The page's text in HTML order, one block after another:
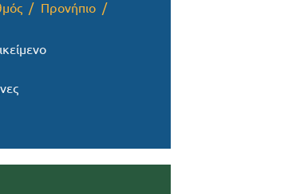
Προνήπιο